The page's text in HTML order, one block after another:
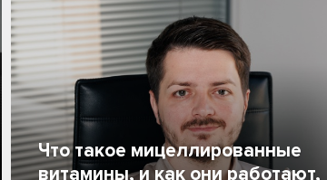
Что такое мицеллированные
витамины, и как они работают,